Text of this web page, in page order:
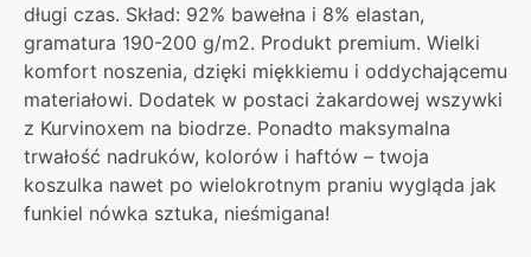
długi czas. Skład: 92% bawełna i 8% elastan,
gramatura 190-200 g/m2. Produkt premium. Wielki
komfort noszenia, dzięki miękkiemu i oddychającemu
materiałowi. Dodatek w postaci żakardowej wszywki
z Kurvinoxem na biodrze. Ponadto maksymalna
trwałość nadruków, kolorów i haftów – twoja
koszulka nawet po wielokrotnym praniu wygląda jak
funkiel nówka sztuka, nieśmigana!